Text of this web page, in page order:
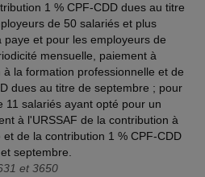
1 % CPF-CDD dues au titre
de 50 salariés et plus
et pour les employeurs de
mensuelle, paiement à
la formation professionnelle et de
dues au titre de septembre ; pour
11 salariés ayant opté pour un
à l'URSSAF de la contribution à
de la contribution 1 % CPF-CDD
septembre.
et 3650